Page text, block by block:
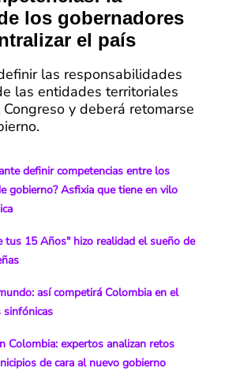
los gobernadores
el país
las responsabilidades
las entidades territoriales
y deberá retomarse
definir competencias entre los
gobierno? Asfixia que tiene en vilo
tus 15 Años" hizo realidad el sueño de
así competirá Colombia en el
sinfónicas
Colombia: expertos analizan retos
de cara al nuevo gobierno